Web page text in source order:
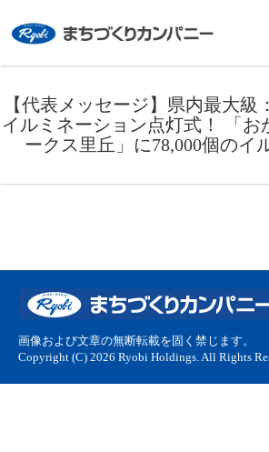
【代表メッセージ】県内最大級
イルミネーション点灯式！ 「お
ークス里丘」に78,000個のイ
画像および文章の無断転載を固く禁じます。
Copyright (C) 2026 Ryobi Holdings. All Rights